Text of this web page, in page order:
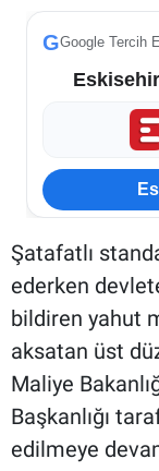
GGoogle Tercih
Şatafatlı
ederken
bildiren yahut
aksatan üst
Maliye
Başkanlığı
edilmeye
Eskişehir